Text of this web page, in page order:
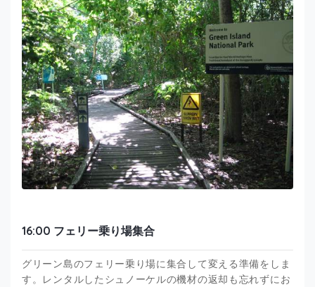
16:00 フェリー乗り場集合
グリーン島のフェリー乗り場に集合して変える準備をしま
す。レンタルしたシュノーケルの機材の返却も忘れずにお